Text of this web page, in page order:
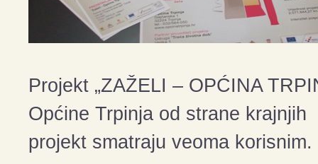
Projekt „ZAŽELI – OPĆINA
Općine Trpinja od strane
projekt smatraju veoma korisnim.